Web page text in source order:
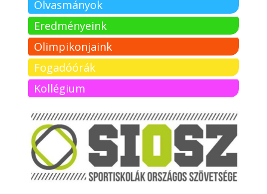
Olvasmányok
Eredményeink
Olimpikonjaink
Fogadóórák
Kollégium